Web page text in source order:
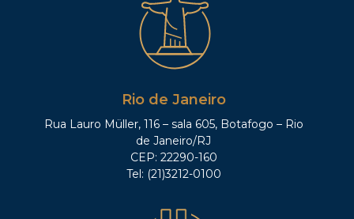
Rio de Janeiro
Rua Lauro Müller, 116 – sala 605, Botafogo – Rio
de Janeiro/RJ
CEP: 22290-160
Tel: (21)3212-0100